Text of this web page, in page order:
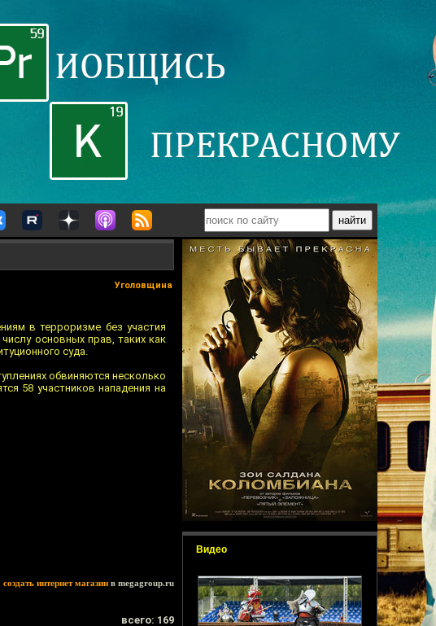
Видео
Уголовщина
в терроризме без участия
основных прав, таких как
суда.
обвиняются несколько
58 участников нападения на
создать интернет магазин в megagroup.ru
всего: 169